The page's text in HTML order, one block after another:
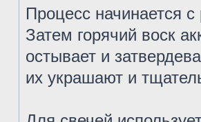
Процесс начинается
Затем горячий воск
остывает и
их украшают и